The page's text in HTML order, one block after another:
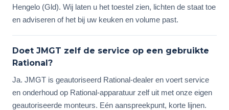
Hengelo (Gld). Wij laten u het toestel zien, lichten de staat toe
en adviseren of het bij uw keuken en volume past.
Doet JMGT zelf de service op een gebruikte
Rational?
Ja. JMGT is geautoriseerd Rational-dealer en voert service
en onderhoud op Rational-apparatuur zelf uit met onze eigen
geautoriseerde monteurs. Eén aanspreekpunt, korte lijnen.